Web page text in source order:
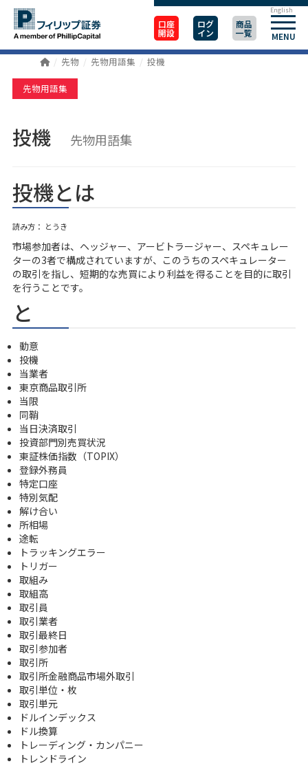
口座
開設
ログ
イン
商品
一覧 MENU
English
先物 先物用語集 投機
先物用語集
投機 先物用語集
投機とは
読み方： とうき
市場参加者は、ヘッジャー、アービトラージャー、スペキュレー
ターの3者で構成されていますが、このうちのスペキュレーター
の取引を指し、短期的な売買により利益を得ることを目的に取引
を行うことです。
と
動意
投機
当業者
東京商品取引所
当限
同鞘
当日決済取引
投資部門別売買状況
東証株価指数（TOPIX）
登録外務員
特定口座
特別気配
解け合い
所相場
途転
トラッキングエラー
トリガー
取組み
取組高
取引員
取引業者
取引最終日
取引参加者
取引所
取引所金融商品市場外取引
取引単位・枚
取引単元
ドルインデックス
ドル換算
トレーディング・カンパニー
トレンドライン